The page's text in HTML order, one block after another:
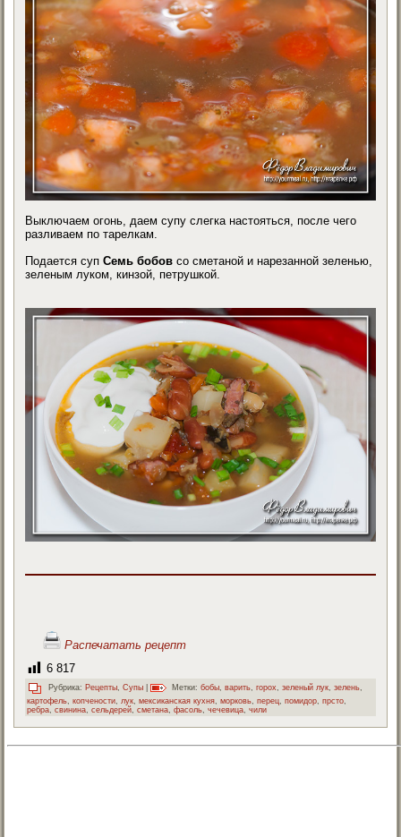
Выключаем огонь, даем супу слегка настояться, после чего
разливаем по тарелкам.
Подается супСемь бобов со сметаной и нарезанной зеленью,
зеленым луком, кинзой, петрушкой.
Распечатать рецепт
6 817
Рубрика: Рецепты,Супы Метки: бобы,варить,горох,зеленый лук,зелень,
картофель ,копчености лук ,мексиканская кухня ,морковь ,перец ,помидор ,прсто
ребра ,свинина ,сельдерей ,сметана ,фасоль ,чечевица ,чили